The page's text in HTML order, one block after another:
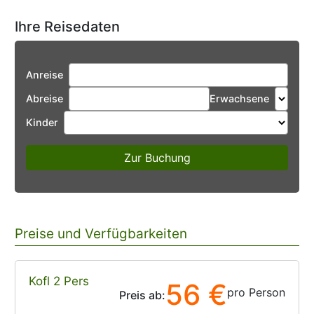
Ihre Reisedaten
Anreise
Abreise
Erwachsene
Kinder
Zur Buchung
Preise und Verfügbarkeiten
Kofl 2 Pers
Preis ab: 56 €pro Person